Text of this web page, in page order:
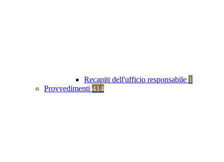
Recapiti dell'ufficio responsabile 1
Provvedimenti 414